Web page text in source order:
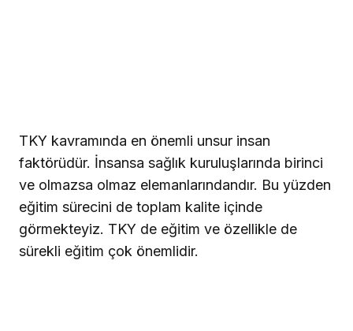
TKY kavramında en önemli unsur insan
faktörüdür. İnsansa sağlık kuruluşlarında birinci
ve olmazsa olmaz elemanlarındandır. Bu yüzden
eğitim sürecini de toplam kalite içinde
görmekteyiz. TKY de eğitim ve özellikle de
sürekli eğitim çok önemlidir.